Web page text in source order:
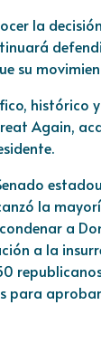
la
su
histórico
Again,
la
a
a la
para